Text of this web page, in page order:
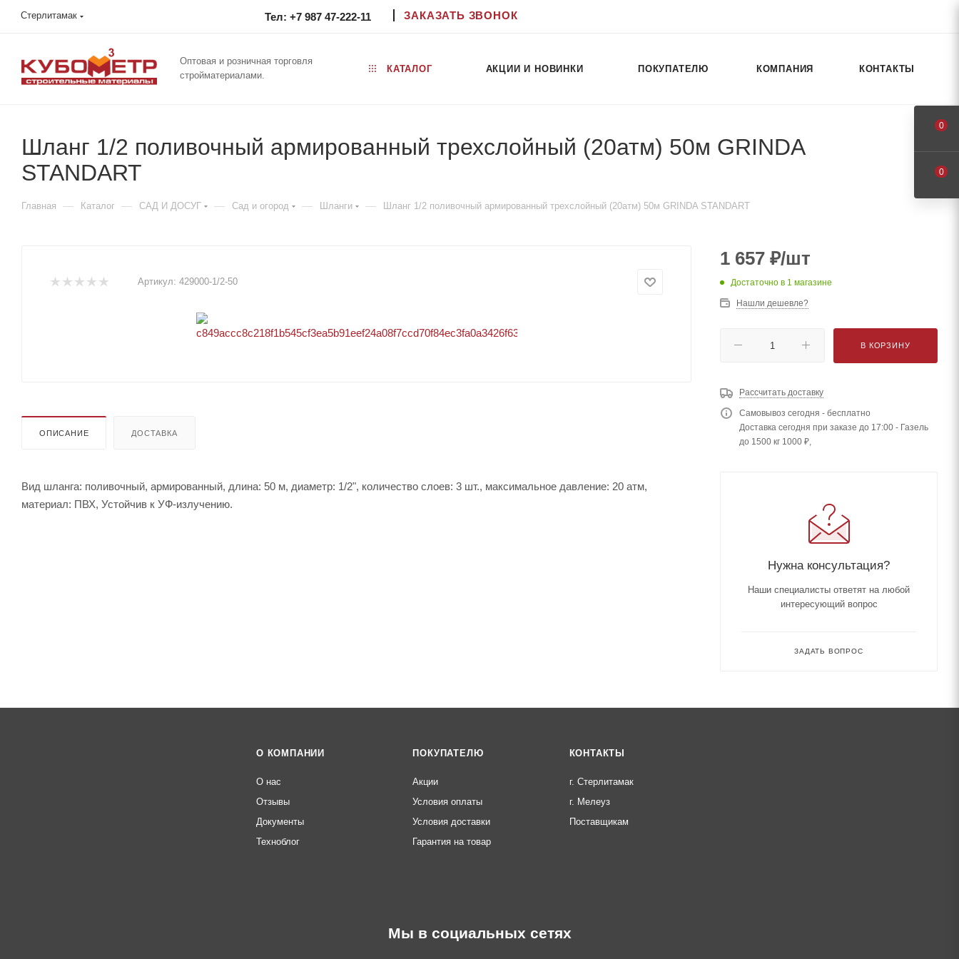
Стерлитамак Тел: +7 987 47-222-11 ЗАКАЗАТЬ ЗВОНОК
Оптовая и розничная торговля
стройматериалами.
КАТАЛОГ АКЦИИ И НОВИНКИ ПОКУПАТЕЛЮ КОМПАНИЯ КОНТАКТЫ
Шланг 1/2 поливочный армированный трехслойный (20атм) 50м GRINDA
STANDART
Главная — Каталог — САД И ДОСУГ — Сад и огород — Шланги — Шланг 1/2 поливочный армированный трехслойный (20атм) 50м GRINDA STANDART
Артикул: 429000-1/2-50
ОПИСАНИЕ ДОСТАВКА
Вид шланга: поливочный, армированный, длина: 50 м, диаметр: 1/2", количество слоев: 3 шт., максимальное давление: 20 атм,
материал: ПВХ, Устойчив к УФ-излучению.
1 657 ₽/шт
Достаточно в 1 магазине
Нашли дешевле?
В КОРЗИНУ
Рассчитать доставку
Самовывоз сегодня - бесплатно
Доставка сегодня при заказе до 17:00 - Газель
до 1500 кг 1000 ₽,
Нужна консультация?
Наши специалисты ответят на любой
интересующий вопрос
ЗАДАТЬ ВОПРОС
О КОМПАНИИ
О нас
Отзывы
Документы
Техноблог
ПОКУПАТЕЛЮ
Акции
Условия оплаты
Условия доставки
Гарантия на товар
КОНТАКТЫ
г. Стерлитамак
г. Мелеуз
Поставщикам
Мы в социальных сетях
0
0